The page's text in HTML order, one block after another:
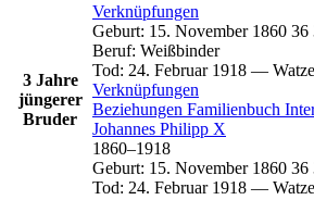
3 Jahre
jüngerer
Bruder
Verknüpfungen
Geburt: 15. November 1860 36
Beruf: Weißbinder
Tod: 24. Februar 1918 —
Verknüpfungen
Beziehungen Familienbuch
Johannes Philipp X
1860–1918
Geburt: 15. November 1860 36
Tod: 24. Februar 1918 —